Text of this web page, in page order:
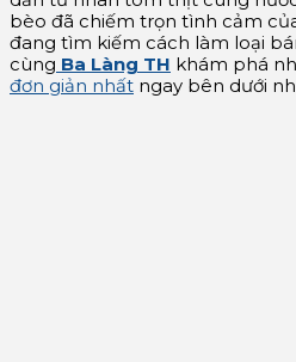
bèo đã chiếm trọn tình cảm
đang tìm kiếm cách làm loại
cùng Ba Làng TH khám phá
đơn giản nhất ngay bên dưới